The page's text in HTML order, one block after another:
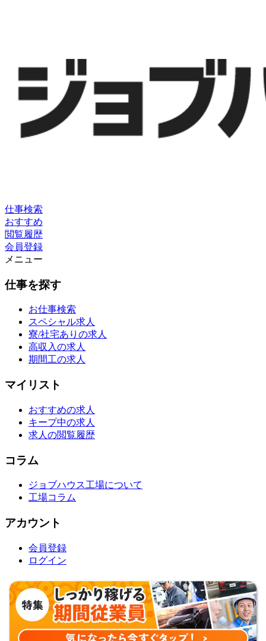
仕事検索
おすすめ
閲覧履歴
会員登録
メニュー
仕事を探す
お仕事検索
スペシャル求人
寮/社宅ありの求人
高収入の求人
期間工の求人
マイリスト
おすすめの求人
キープ中の求人
求人の閲覧履歴
コラム
ジョブハウス工場について
工場コラム
アカウント
会員登録
ログイン